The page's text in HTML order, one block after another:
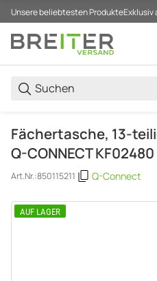
Unsere beliebtesten ProdukteExklusiv
Q-Connect
Fächertasche, 13-
Q-CONNECT KF02480
Art.Nr.:850115211
AUF LAGER